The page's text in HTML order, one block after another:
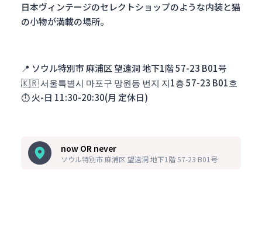
日本ヴィンテージのセレクトショップのような内装と猫
の小物が満載の場所。
📍 ソウル特別市 麻浦区 望遠洞 地下1階 57-23 B01号
🇰🇷서울특별시 마포구 망원동 번지 지1층 57-23 B01호
⏱️火-日 11:30-20:30(月 定休日)
now OR never
ソウル特別市 麻浦区 望遠洞 地下1階 57-23 B01号